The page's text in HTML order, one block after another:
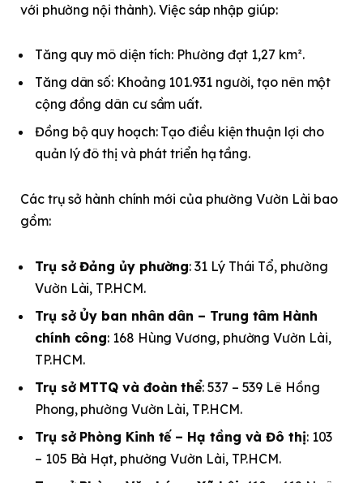
với phường nội thành). Việc sáp nhập giúp:
Tăng quy mô diện tích: Phường đạt 1,27 km².
Tăng dân số: Khoảng 101.931 người, tạo nên một
cộng đồng dân cư sầm uất.
Đồng bộ quy hoạch: Tạo điều kiện thuận lợi cho
quản lý đô thị và phát triển hạ tầng.
Các trụ sở hành chính mới của phường Vườn Lài bao
gồm:
Trụ sở Đảng ủy phường: 31 Lý Thái Tổ, phường
Vườn Lài, TP.HCM.
Trụ sở Ủy ban nhân dân – Trung tâm Hành
chính công: 168 Hùng Vương, phường Vườn Lài,
TP.HCM.
Trụ sở MTTQ và đoàn thể: 537 – 539 Lê Hồng
Phong, phường Vườn Lài, TP.HCM.
Trụ sở Phòng Kinh tế – Hạ tầng và Đô thị: 103
– 105 Bà Hạt, phường Vườn Lài, TP.HCM.